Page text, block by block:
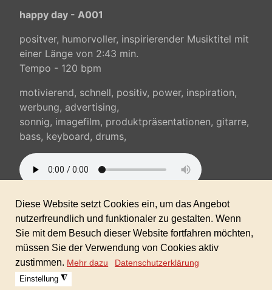
happy day - A001
positver, humorvoller, inspirierender Musiktitel mit
einer Länge von 2:43 min.
Tempo - 120 bpm
motivierend, schnell, positiv, power, inspiration,
werbung, advertising,
sonnig, imagefilm, produktpräsentationen, gitarre,
bass, keyboard, drums,
Sofortdownload nach erhaltener Zahlung inkl.
gewerblicher Lizenz!
Zeitlich und räumlich unbegrenzt verwendbar.
(keine Folgekosten)